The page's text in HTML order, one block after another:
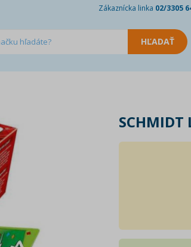
Zákaznícka linka 02/3305
SCHMIDT